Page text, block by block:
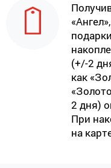
(+/-2
как
2 дня)
При
на